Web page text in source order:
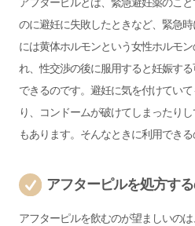
アフターピルとは、緊急避妊薬のこ
のに避妊に失敗したときなど、緊急
には黄体ホルモンという女性ホルモ
れ、性交渉の後に服用すると妊娠す
できるのです。避妊に気を付けてい
り、コンドームが破けてしまったり
もあります。そんなときに利用できる
アフターピルを処方す
アフターピルを飲むのが望ましいのは